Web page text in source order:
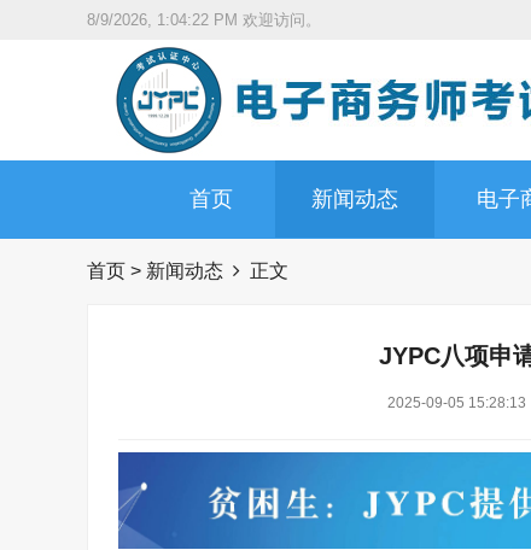
8/9/2026, 1:04:23 PM 欢迎访问。
首页 新闻动态 电子
首页 > 新闻动态 正文
JYPC八项申
2025-09-05 15:28:13